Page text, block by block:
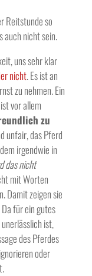
Reitstunde so
auch nicht sein.
uns sehr klar
nicht. Es ist an
zu nehmen. Ein
vor allem
zu
unfair, das Pferd
irgendwie in
das nicht
mit Worten
Damit zeigen sie
für ein gutes
ist,
des Pferdes
oder